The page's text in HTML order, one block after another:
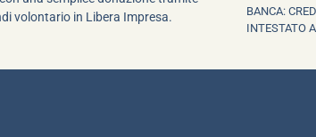
volontario in Libera Impresa.
BANCA:
INTESTATO